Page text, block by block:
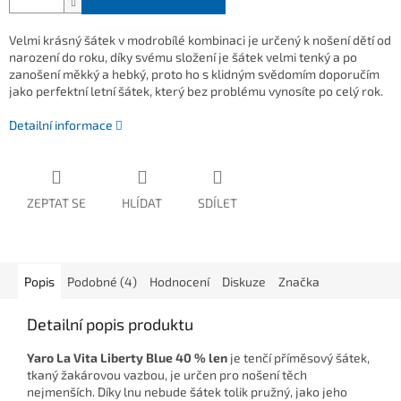
Velmi krásný šátek v modrobílé kombinaci je určený k nošení dětí od
narození do roku, díky svému složení je šátek velmi tenký a po
zanošení měkký a hebký, proto ho s klidným svědomím doporučím
jako perfektní letní šátek, který bez problému vynosíte po celý rok.
Detailní informace
ZEPTAT SE HLÍDAT SDÍLET
Popis Podobné (4) Hodnocení Diskuze Značka
Detailní popis produktu
Yaro La Vita Liberty Blue 40 % len je tenčí příměsový šátek,
tkaný žakárovou vazbou, je určen pro nošení těch
nejmenších. Díky lnu nebude šátek tolik pružný, jako jeho